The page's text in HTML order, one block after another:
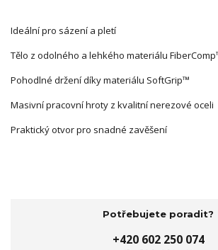
Ideální pro sázení a pletí
Tělo z odolného a lehkého materiálu
Pohodlné držení díky materiálu SoftGrip™
Masivní pracovní hroty z kvalitní nerezové oceli
Praktický otvor pro snadné zavěšení
Potřebujete poradit?
+420 602 250 074